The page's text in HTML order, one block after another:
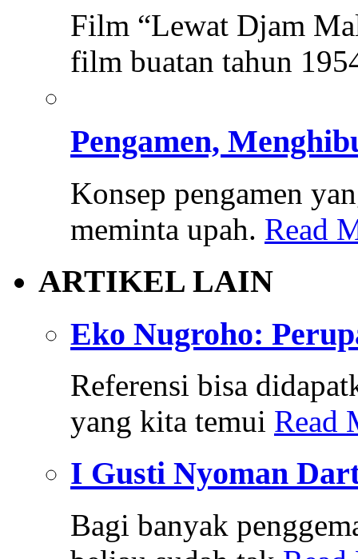
Film “Lewat Djam
film buatan tahun
Pengamen,
Konsep pengamen
meminta upah. Read
ARTIKEL LAIN
Eko Nugroho:
Referensi bisa
yang kita temui Read
I Gusti Nyoman
Bagi banyak